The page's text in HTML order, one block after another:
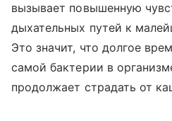
вызывает повышенную
дыхательных путей к
Это значит, что долгое
самой бактерии в
продолжает страдать от